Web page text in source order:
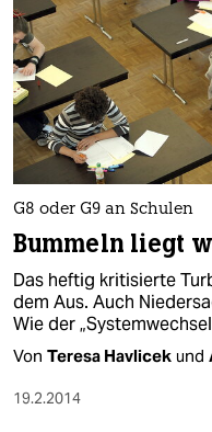
G8 oder G9 an Schulen
Bummeln liegt
Das heftig kritisierte
dem Aus. Auch
Wie der
Von Teresa Havlicek und
19.2.2014